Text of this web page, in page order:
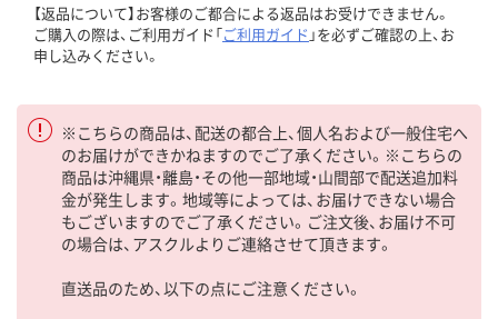
【返品について】お客様のご都合による返品はお受けできません。
ご購入の際は、ご利用ガイド「ご利用ガイド 」を必ずご確認の上、お
申し込みください。
※こちらの商品は、配送の都合上、個人名および一般住宅へ
のお届けができかねますのでご了承ください。※こちらの
商品は沖縄県・離島・その他一部地域・山間部で配送追加料
金が発生します。地域等によっては、お届けできない場合
もございますのでご了承ください。ご注文後、お届け不可
の場合は、アスクルよりご連絡させて頂きます。
直送品のため、以下の点にご注意ください。